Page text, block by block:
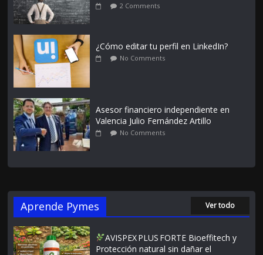
2 Comments
¿Cómo editar tu perfil en LinkedIn?
No Comments
Asesor financiero independiente en
Valencia Julio Fernández Artillo
No Comments
Aprende Pymes Ver todo
AVISPEX PLUS FORTE Bioeffitech y
Protección natural sin dañar el